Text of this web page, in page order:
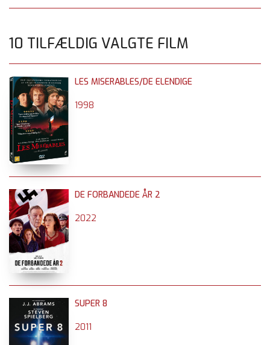
10 TILFÆLDIG VALGTE FILM
LES MISERABLES/DE ELENDIGE
1998
DE FORBANDEDE ÅR 2
2022
SUPER 8
2011